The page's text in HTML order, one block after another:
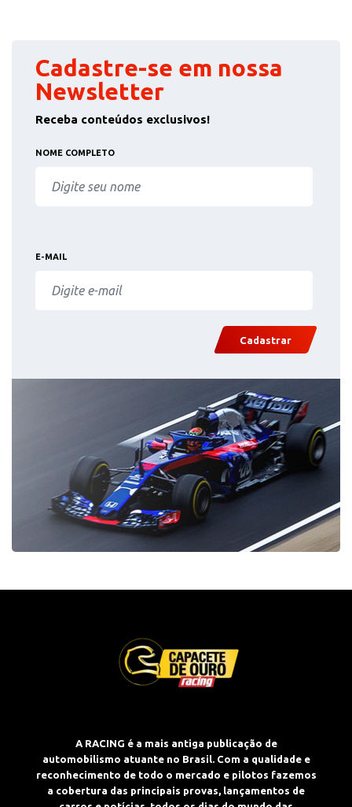
Cadastre-se em nossa
Newsletter
Receba conteúdos exclusivos!
NOME COMPLETO
E-MAIL
Cadastrar
A RACING é a mais antiga publicação de
automobilismo atuante no Brasil. Com a qualidade e
reconhecimento de todo o mercado e pilotos fazemos
a cobertura das principais provas, lançamentos de